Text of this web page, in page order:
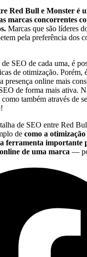
Red Bull e Monster é
marcas concorrentes
Marcas que são líderes
pela preferência dos
SEO de cada uma, é
de otimização. Porém,
presença online mais
de forma mais ativa.
também através de
de SEO entre Red
de como a
ferramenta importante
de uma marca —